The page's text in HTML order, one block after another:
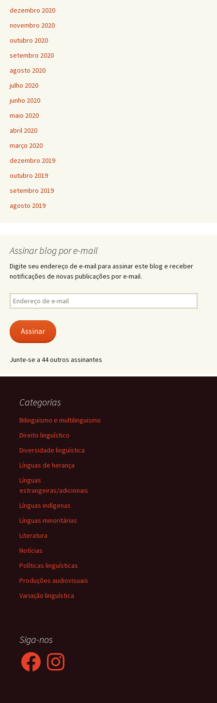
dezembro 2020
novembro 2020
outubro 2020
setembro 2020
agosto 2020
julho 2020
junho 2020
maio 2020
abril 2020
março 2020
dezembro 2019
outubro 2019
setembro 2019
agosto 2019
Assinar blog por e-mail
Digite seu endereço de e-mail para assinar este blog e receber
notificações de novas publicações por e-mail.
Endereço
de
mail Assinar
Junte-se a 44 outros assinantes
Categorias
Bilinguismo e multilinguismo
Direito linguístico
Diversidade linguística
Línguas de herança
Línguas
estrangeiras/adicionais
Línguas indígenas
Línguas minoritárias
Literatura
Notícias
Políticas linguísticas
Produções audiovisuais
Variação linguística
Siga-nos
FacebookInstagram